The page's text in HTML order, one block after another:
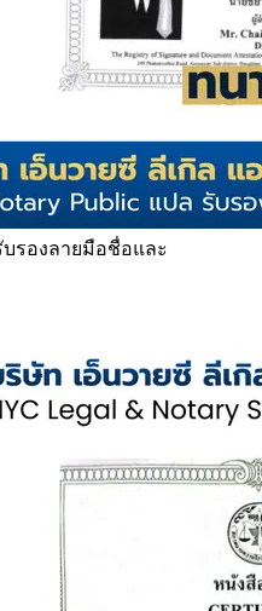
รองลายมือชื่อและ